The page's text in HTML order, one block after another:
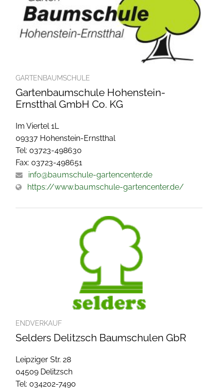
GARTENBAUMSCHULE
Gartenbaumschule Hohenstein-
Ernstthal GmbH Co. KG
Im Viertel 1L
09337 Hohenstein-Ernstthal
Tel: 03723-498630
Fax: 03723-498651
info@baumschule-gartencenter.de
https://www.baumschule-gartencenter.de/
ENDVERKAUF
Selders Delitzsch Baumschulen GbR
Leipziger Str. 28
04509 Delitzsch
Tel: 034202-7490